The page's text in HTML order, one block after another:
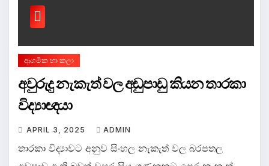
ආගමික හා කලා
අවුරුදු නැකැත් වල අඩුපාඩු කියන තාරකා
විද්‍යාඥයා
APRIL 3, 2025 ADMIN
තාරකා විද්‍යාවට අනුව සිංහල නැකැත් වල බරපතල